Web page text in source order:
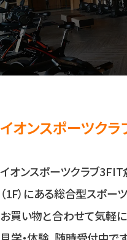
ホーム
店舗検索
5つのスタイル
3FITとは
入会検討
イオンスポーツク
イオンスポーツクラブ
（1F）にある総合型スポー
お買い物と合わせて気軽に